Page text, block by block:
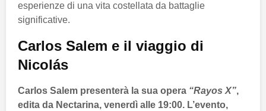
esperienze di una vita costellata da battaglie
significative.
Carlos Salem e il viaggio di
Nicolás
Carlos Salem presenterà la sua opera “Rayos X”,
edita da Nectarina, venerdì alle 19:00. L’evento,